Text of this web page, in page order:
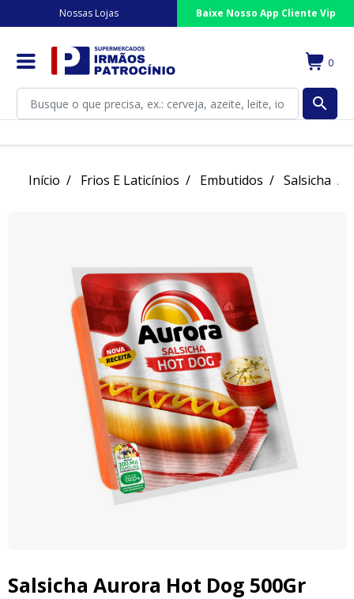
Nossas Lojas Baixe Nosso App Cliente Vip
0
search
Início Frios E Laticínios Embutidos Salsicha
Salsicha Aurora Hot Dog 500Gr